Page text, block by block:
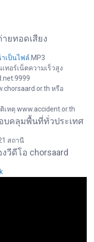
ยทอดเสียง
เป็นไฟล์ .MP3
อร์เน็ตความเร็วสูง
หรือ
หตุ www.accident.or.th
บคลุมพื้นที่ทั่วประเทศ
สถานี
วีดีโอ chorsaard